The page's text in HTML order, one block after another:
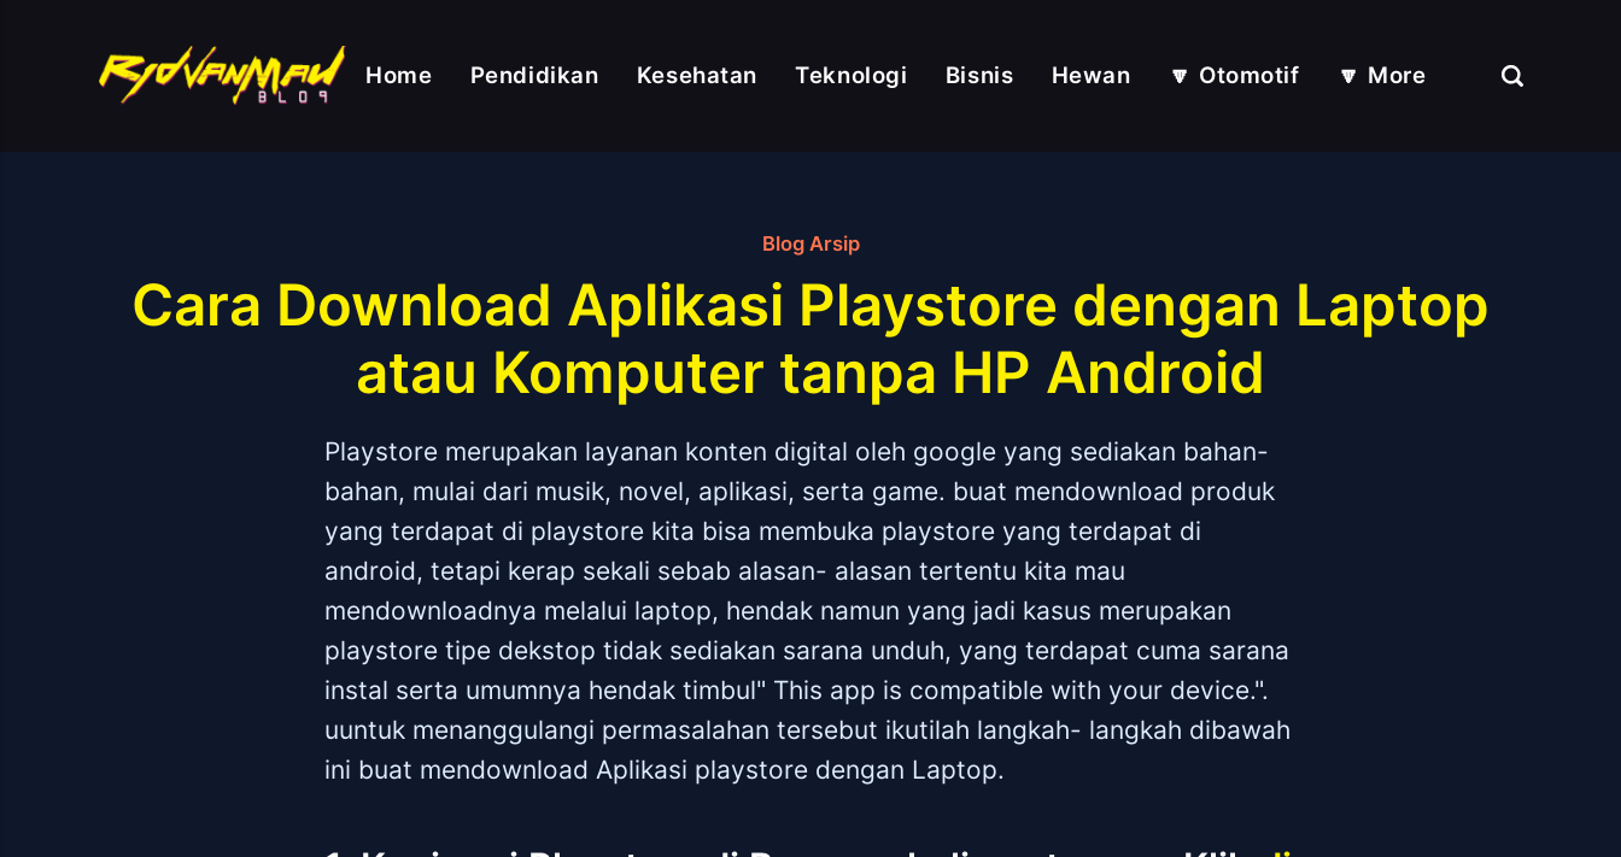
Home Pendidikan Kesehatan Teknologi Bisnis Hewan 🔽 Otomotif 🔽 More
Blog Arsip
Cara Download Aplikasi Playstore dengan Laptop
atau Komputer tanpa HP Android
Playstore merupakan layanan konten digital oleh google yang sediakan bahan-
bahan, mulai dari musik, novel, aplikasi, serta game. buat mendownload produk
yang terdapat di playstore kita bisa membuka playstore yang terdapat di
android, tetapi kerap sekali sebab alasan- alasan tertentu kita mau
mendownloadnya melalui laptop, hendak namun yang jadi kasus merupakan
playstore tipe dekstop tidak sediakan sarana unduh, yang terdapat cuma sarana
instal serta umumnya hendak timbul" This app is compatible with your device.".
uuntuk menanggulangi permasalahan tersebut ikutilah langkah- langkah dibawah
ini buat mendownload Aplikasi playstore dengan Laptop.